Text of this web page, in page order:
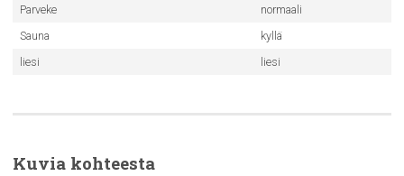
Parveke
normaali
Sauna
kyllä
liesi
liesi
Kuvia kohteesta